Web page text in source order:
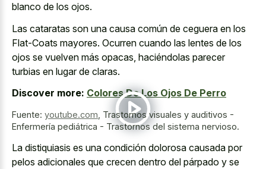
blanco de los ojos.
Las cataratas son una causa común de ceguera en los
Flat-Coats mayores. Ocurren cuando las lentes de los
ojos se vuelven más opacas, haciéndolas parecer
turbias en lugar de claras.
Discover more: Colores De Los Ojos De Perro
Fuente: youtube.com Trastornos visuales y auditivos -
Enfermería pediátrica - Trastornos del sistema nervioso.
La distiquiasis es una condición dolorosa causada por
pelos adicionales que crecen dentro del párpado y se